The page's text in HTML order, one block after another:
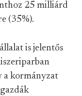
25 milliárd
(35%).
is jelentős
a kormányzat